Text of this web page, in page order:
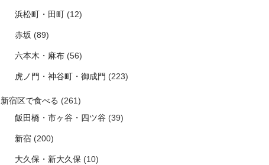
浜松町・田町 (12)
赤坂 (89)
六本木・麻布 (56)
虎ノ門・神谷町・御成門 (223)
新宿区で食べる (261)
飯田橋・市ヶ谷・四ツ谷 (39)
新宿 (200)
大久保・新大久保 (10)